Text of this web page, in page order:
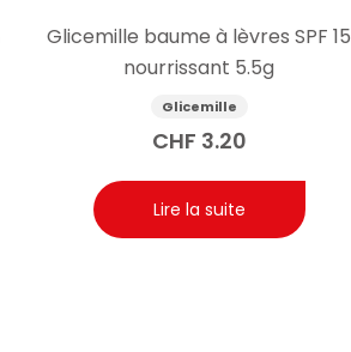
Glicemille baume à lèvres SPF 15
nourrissant 5.5g
Glicemille
CHF 3.20
Lire la suite